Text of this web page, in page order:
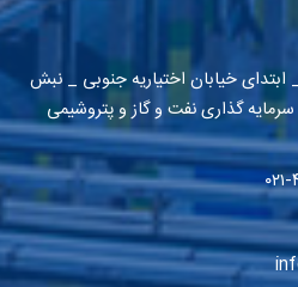
ابتدای خیابان اختیاریه جنوبی _ نبش
گذاری نفت و گاز و پتروشیمی